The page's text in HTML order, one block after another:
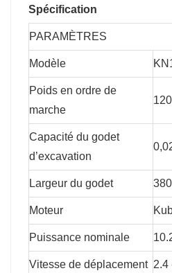
Spécification
PARAMÈTRES
Modèle
Poids en ordre de
marche
Capacité du godet
d’excavation
Largeur du godet
Moteur
Puissance nominale
Vitesse de déplacement 2.4